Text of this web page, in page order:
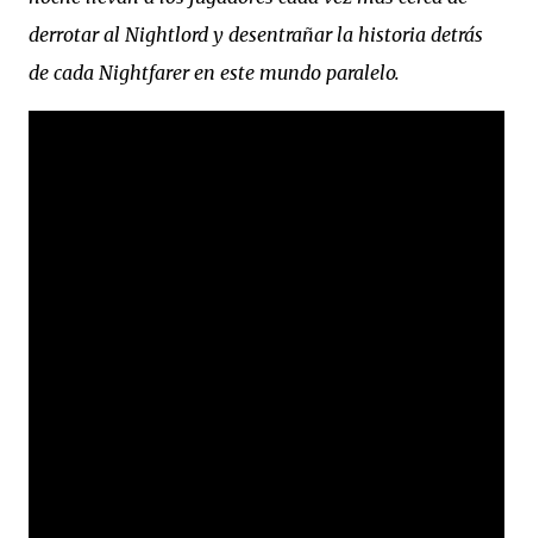
derrotar al Nightlord y desentrañar la historia detrás
de cada Nightfarer en este mundo paralelo.